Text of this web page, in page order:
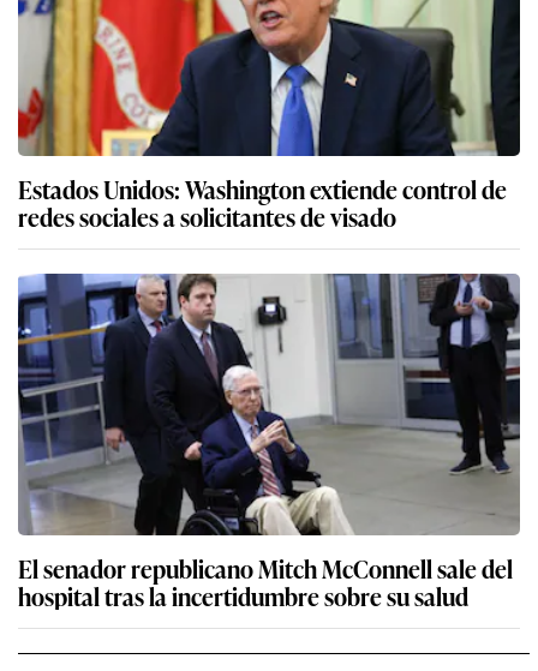
Estados Unidos: Washington extiende control de
redes sociales a solicitantes de visado
El senador republicano Mitch McConnell sale del
hospital tras la incertidumbre sobre su salud